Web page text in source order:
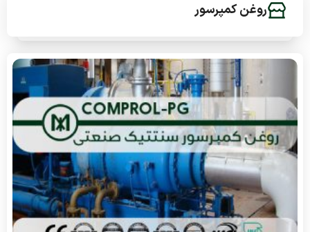
روغن کمپرسور